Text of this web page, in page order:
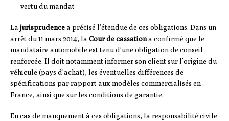
vertu du mandat
La jurisprudencea précisé l’étendue de ces obligations. Dans un
arrêt du 11 mars 2014, la Cour de cassationa confirmé que le
mandataire automobile est tenu d’une obligation de conseil
renforcée. Il doit notamment informer son client sur l’origine du
véhicule (pays d’achat), les éventuelles différences de
spécifications par rapport aux modèles commercialisés en
France, ainsi que sur les conditions de garantie.
En cas de manquement à ces obligations, la responsabilité civile